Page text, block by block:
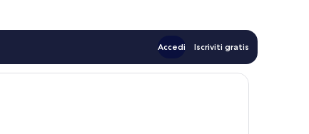
Accedi Iscriviti gratis